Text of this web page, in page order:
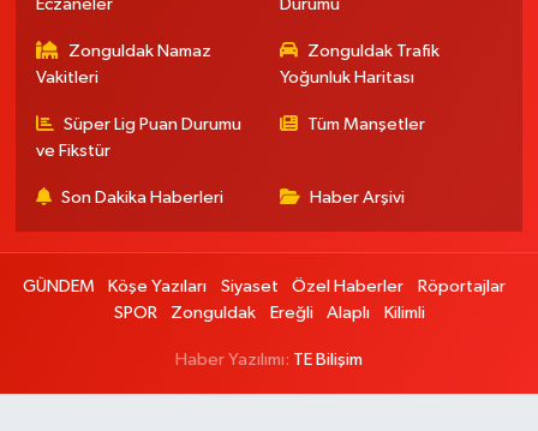
Eczaneler
Durumu
Zonguldak Namaz
Vakitleri
Zonguldak Trafik
Yoğunluk Haritası
Süper Lig Puan Durumu
ve Fikstür
Tüm Manşetler
Son Dakika Haberleri Haber Arşivi
GÜNDEM Köşe Yazıları Siyaset Özel Haberler
Röportajlar
SPOR
Zonguldak Ereğli Alaplı Kilimli
Haber Yazılımı: TE Bilişim